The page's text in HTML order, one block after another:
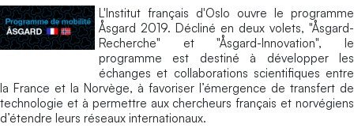
L'Institut français d'Oslo ouvre le programme
Åsgard 2019. Décliné en deux volets, "Åsgard-
Recherche" et "Åsgard-Innovation", le
programme est destiné à développer les
échanges et collaborations scientifiques entre
la France et la Norvège, à favoriser l’émergence de transfert de
technologie et à permettre aux chercheurs français et norvégiens
d’étendre leurs réseaux internationaux.